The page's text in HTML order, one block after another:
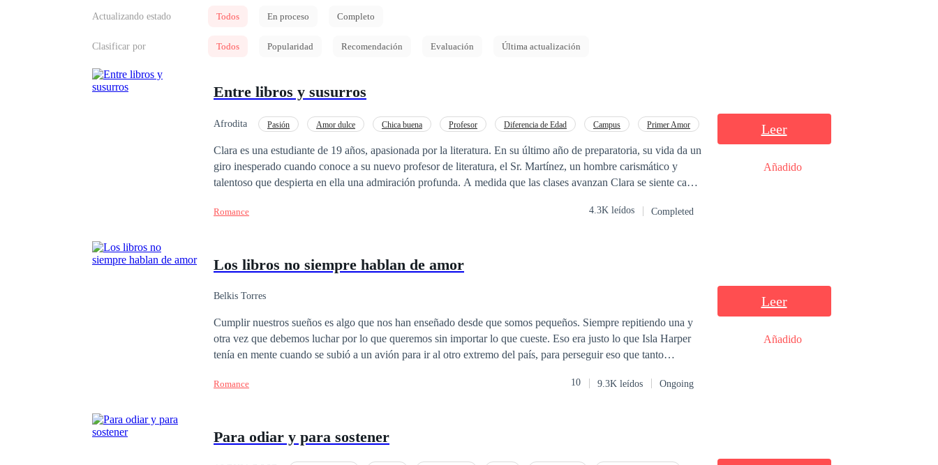
Actualizando estado Todos En proceso Completo
Clasificar por Todos Popularidad Recomendación Evaluación Última actualización
Entre libros y susurros
Afrodita Pasión Amor dulce Chica buena Profesor Diferencia de Edad Campus Primer Amor
Clara es una estudiante de 19 años, apasionada por la literatura. En su último año de preparatoria, su vida da un
giro inesperado cuando conoce a su nuevo profesor de literatura, el Sr. Martínez, un hombre carismático y
talentoso que despierta en ella una admiración profunda. A medida que las clases avanzan Clara se siente cada
Romance 4.3K leídos Completed
Leer
Añadido
Los libros no siempre hablan de amor
Belkis Torres
Cumplir nuestros sueños es algo que nos han enseñado desde que somos pequeños. Siempre repitiendo una y
otra vez que debemos luchar por lo que queremos sin importar lo que cueste. Eso era justo lo que Isla Harper
tenía en mente cuando se subió a un avión para ir al otro extremo del país, para perseguir eso que tanto
vendrían muchas cosas más, nuevas amistades, nuevos gustos, pero sobre todo, algo sobre lo que solamente
Romance 10 9.3K leídos Ongoing
Leer
Añadido
Para odiar y para sostener